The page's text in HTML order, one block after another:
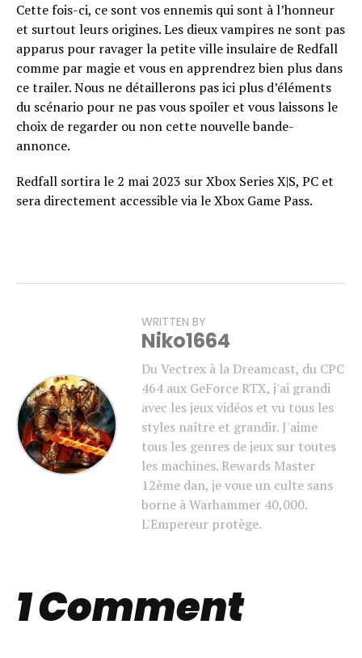
Cette fois-ci, ce sont vos ennemis qui sont à l’honneur
et surtout leurs origines. Les dieux vampires ne sont pas
apparus pour ravager la petite ville insulaire de Redfall
comme par magie et vous en apprendrez bien plus dans
ce trailer. Nous ne détaillerons pas ici plus d’éléments
du scénario pour ne pas vous spoiler et vous laissons le
choix de regarder ou non cette nouvelle bande-
annonce.
Redfall sortira le 2 mai 2023 sur Xbox Series X|S, PC et
sera directement accessible via le Xbox Game Pass.
WRITTEN BY
Niko1664
Du Vectrex à la Dreamcast, du CPC
464 aux GeForce RTX, j'ai grandi
avec les jeux vidéos et vu tous les
styles naître et grandir. J'aime
tous les genres de jeux sur toutes
les machines. Rewards Master
12ème dan, je voue un culte sans
borne à Warhammer 40,000.
L'Empereur protège.
1 Comment